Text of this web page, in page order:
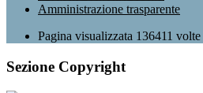
Amministrazione trasparente
Pagina visualizzata 136411 volte
Sezione Copyright